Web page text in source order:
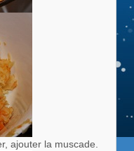
ajouter la muscade.